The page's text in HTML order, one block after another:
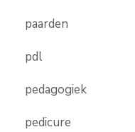
paarden
pdl
pedagogiek
pedicure